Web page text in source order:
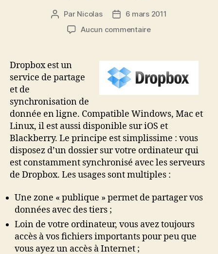
Auteur
l’article
Par Nicolas
Date6 mars 2011
Aucun commentairesur
offre
parrainage
Dropbox est un
service de partage
et de
synchronisation de
donnée en ligne. Compatible Windows, Mac et
Linux, il est aussi disponible sur iOS et
Blackberry. Le principe est simplissime : vous
disposez d’un dossier sur votre ordinateur qui
est constamment synchronisé avec les serveurs
de Dropbox. Les usages sont multiples :
Une zone « publique » permet de partager vos
données avec des tiers ;
Loin de votre ordinateur, vous avez toujours
accès à vos fichiers importants pour peu que
vous ayez un accès à Internet ;